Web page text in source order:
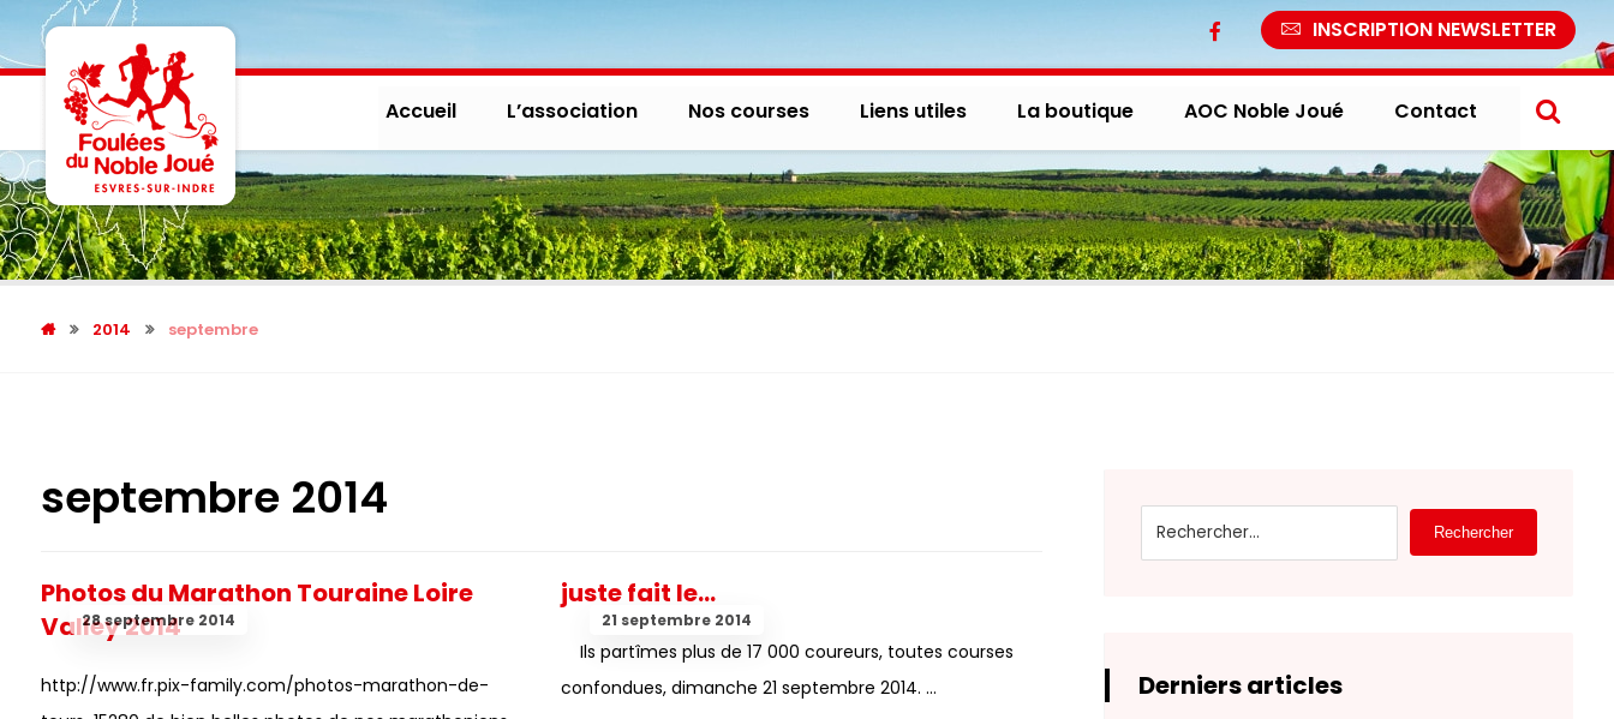
INSCRIPTION NEWSLETTER
Accueil L’association Nos courses Liens utiles La boutique AOC Noble Joué Contact
2014 septembre
septembre 2014
Photos du Marathon Touraine Loire
Valley 2014
28 septembre 2014
http://www.fr.pix-family.com/photos-marathon-de-
juste fait le…
21 septembre 2014
Ils partîmes plus de 17 000 coureurs, toutes courses
confondues, dimanche 21 septembre 2014. ...
Rechercher
Derniers articles